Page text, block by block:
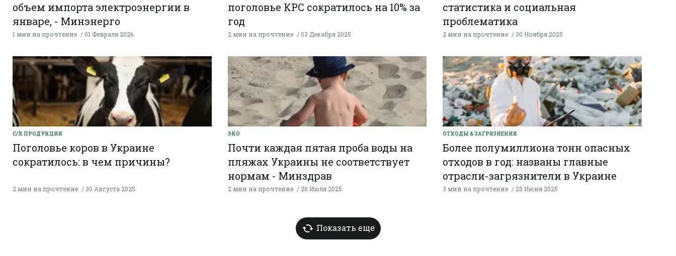
объем импорта электроэнергии в
январе, - Минэнерго
1 мин на прочтение 01 Февраля 2026
поголовье КРС сократилось на 10% за
год
2 мин на прочтение 03 Декабря 2025
статистика и социальная
проблематика
2 мин на прочтение 30 Ноября 2025
С/Х ПРОДУКЦИЯ
Поголовье коров в Украине
сократилось: в чем причины?
2 мин на прочтение 30 Августа 2025
ЭКО
Почти каждая пятая проба воды на
пляжах Украины не соответствует
нормам - Минздрав
2 мин на прочтение 20 Июля 2025
ОТХОДЫ & ЗАГРЯЗНЕНИЯ
Более полумиллиона тонн опасных
отходов в год: названы главные
отрасли-загрязнители в Украине
3 мин на прочтение 25 Июня 2025
Показать еще